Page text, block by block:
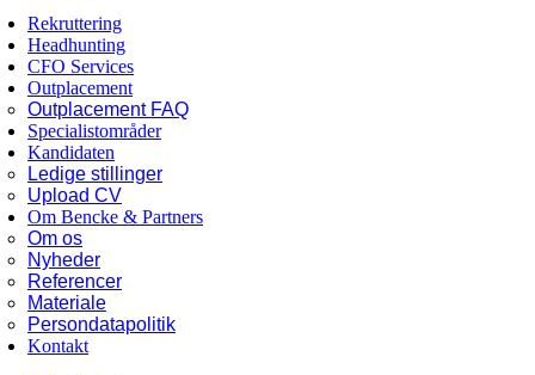
Rekruttering
Headhunting
CFO Services
Outplacement
Outplacement FAQ
Specialistområder
Kandidaten
Ledige stillinger
Upload CV
Om Bencke & Partners
Om os
Nyheder
Referencer
Materiale
Persondatapolitik
Kontakt